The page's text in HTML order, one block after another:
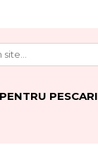
PESCARI